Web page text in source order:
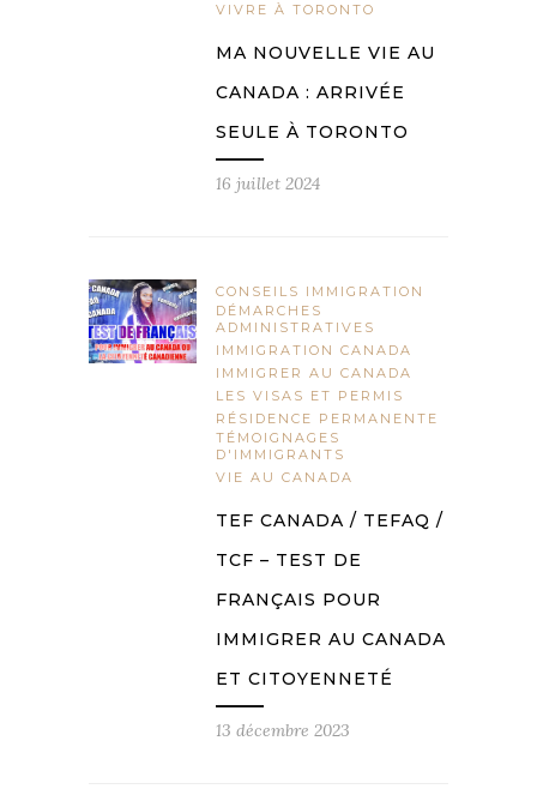
VIVRE À TORONTO
MA NOUVELLE VIE AU
CANADA : ARRIVÉE
SEULE À TORONTO
16 juillet 2024
CONSEILS IMMIGRATION
DÉMARCHES
ADMINISTRATIVES
IMMIGRATION CANADA
IMMIGRER AU CANADA
LES VISAS ET PERMIS
RÉSIDENCE PERMANENTE
TÉMOIGNAGES
D'IMMIGRANTS
VIE AU CANADA
TEF CANADA / TEFAQ /
TCF – TEST DE
FRANÇAIS POUR
IMMIGRER AU CANADA
ET CITOYENNETÉ
13 décembre 2023